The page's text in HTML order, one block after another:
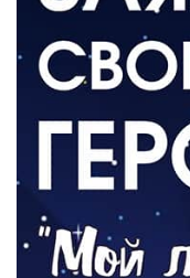
День памяти
06.08.2026
Новый настил
05.08.2026